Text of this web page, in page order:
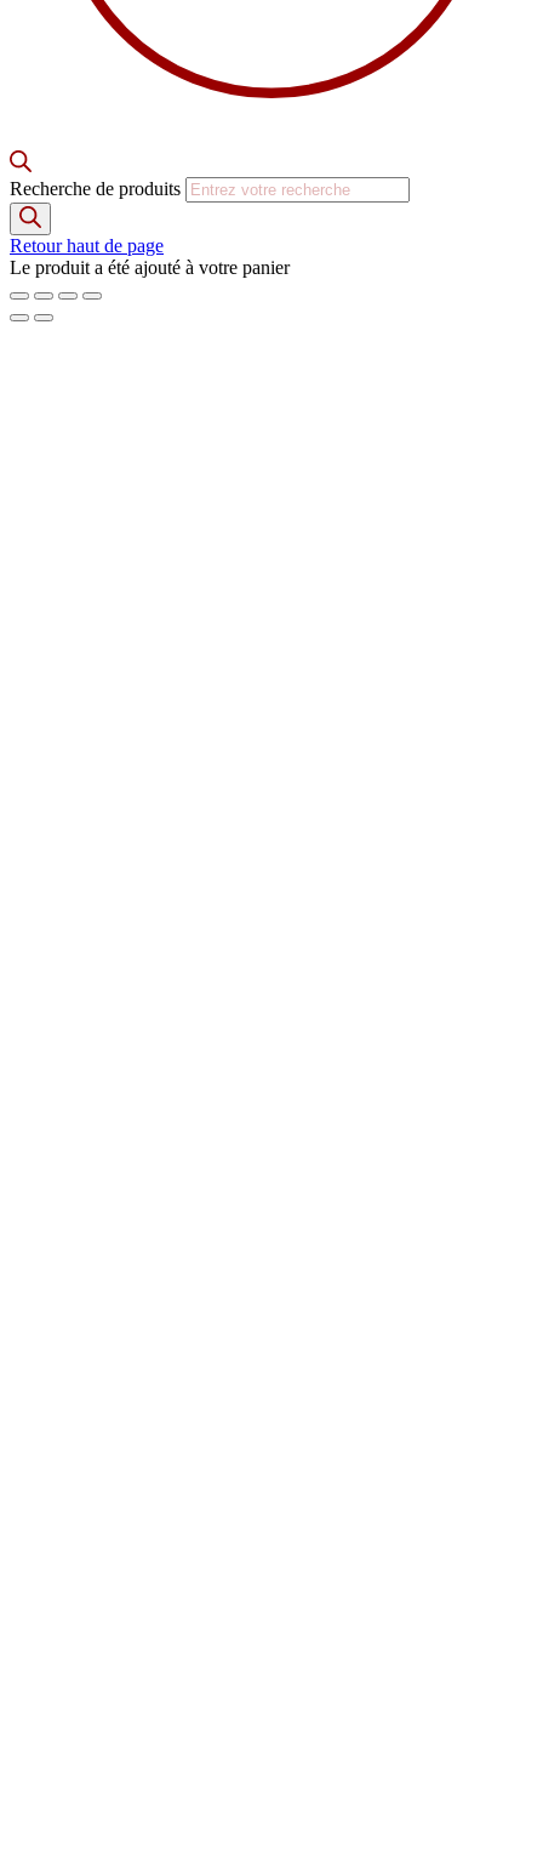
Recherche de produits
Retour haut de page
Le produit a été ajouté à votre panier